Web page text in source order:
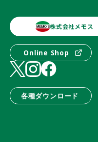
株式会社メモス
Online Shop
各種ダウンロード